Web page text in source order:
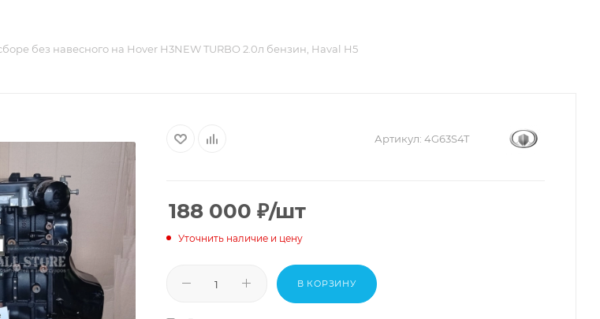
без навесного на Hover H3NEW TURBO 2.0л бензин, Haval H5
Артикул: 4G63S4T
188 000 ₽/шт
Уточнить наличие и цену
В КОРЗИНУ